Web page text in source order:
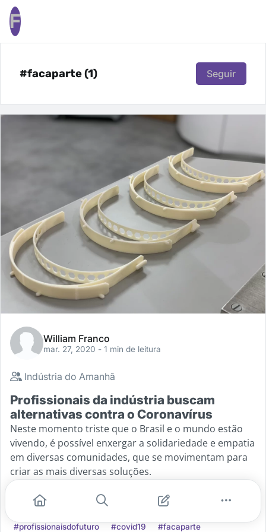
F
#facaparte (1) Seguir
William Franco
mar. 27, 2020 - 1 min de leitura
Indústria do Amanhã
Profissionais da indústria buscam
alternativas contra o Coronavírus
Neste momento triste que o Brasil e o mundo estão
vivendo, é possível enxergar a solidariedade e empatia
em diversas comunidades, que se movimentam para
criar as mais diversas soluções.
...
#industriadoamanha
#colaboracao
#profissionaisdofuturo
#covid19 #facaparte